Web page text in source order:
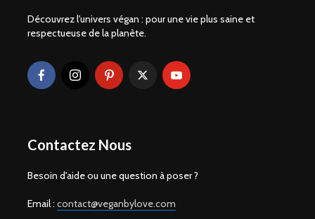
Découvrez l'univers végan : pour une vie plus saine et
respectueuse de la planète.
Contactez Nous
Besoin d'aide ou une question à poser ?
Email : contact@veganbylove.com